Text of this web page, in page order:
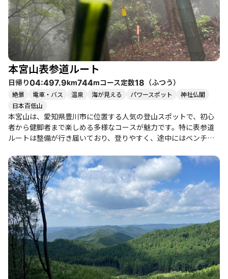
本宮山表参道ルート
日帰り04:497.9km744mコース定数18 （ふつう）
絶景 電車・バス 温泉 海が見える パワースポット
神社仏閣
日本百低山
本宮山は、愛知県豊川市に位置する人気の登山スポットで、初心
者から健脚者まで楽しめる多様なコースが魅力です。特に表参道
ルートは整備が行き届いており、登りやすく、途中にはベンチも
きます。 登山者たちの体験談からは、達成感や癒しを感じること
ができるコースであることが伺えます。特に、春には山桜やミツ
バツツジが咲き誇り、色とりどりの花々が登山道を彩ります。日
記の中には、馬の背で見かけたミツバツツジの美しさに感動した
という声もあり、自然の美しさを楽しむことができる場所です。
また、山頂付近は風が心地よく、静けさの中でリフレッシュでき
る環境が整っています。登山者の中には、膝の痛みを抱えながら
も、トレッキングポールを使って快適に登る様子が見受けられ、
体力に自信がない方でも安心して挑戦できるコースです。 季節に
よっては、山頂の気温が低くなることもあるため、服装には注意
が必要です。特に春先は、暖かい日差しの中でも山頂は肌寒く感
じることがありますので、インサレーションジャケットを持参す